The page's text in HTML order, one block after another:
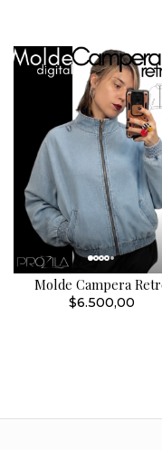
Molde Campera
$6.500,00